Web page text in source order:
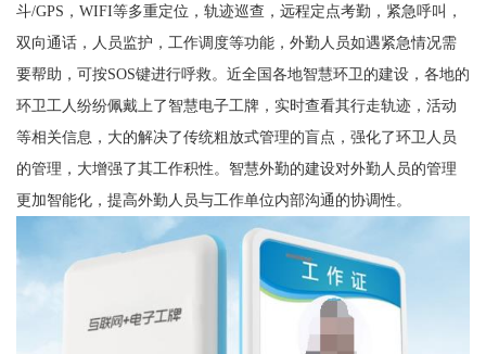
斗/GPS，WIFI等多重定位，轨迹巡查，远程定点考勤，紧急呼叫，
双向通话，人员监护，工作调度等功能，外勤人员如遇紧急情况需
要帮助，可按SOS键进行呼救。近全国各地智慧环卫的建设，各地的
环卫工人纷纷佩戴上了智慧电子工牌，实时查看其行走轨迹，活动
等相关信息，大的解决了传统粗放式管理的盲点，强化了环卫人员
的管理，大增强了其工作积性。智慧外勤的建设对外勤人员的管理
更加智能化，提高外勤人员与工作单位内部沟通的协调性。